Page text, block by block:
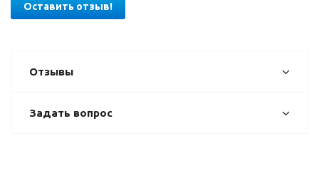
Оставить отзыв!
Отзывы
Задать вопрос